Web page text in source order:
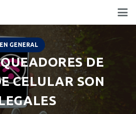
GENERAL
DE
CELULAR SON